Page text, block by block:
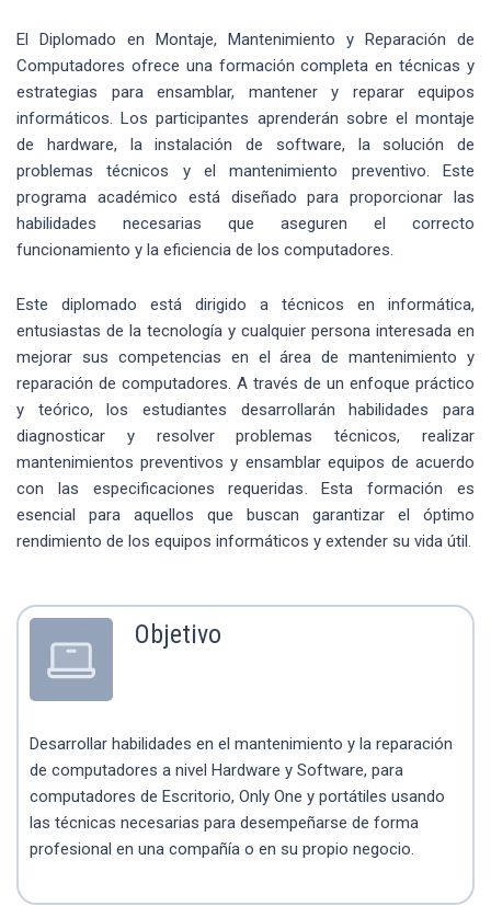
El Diplomado en Montaje, Mantenimiento y Reparación de
Computadores ofrece una formación completa en técnicas y
estrategias para ensamblar, mantener y reparar equipos
informáticos. Los participantes aprenderán sobre el montaje
de hardware, la instalación de software, la solución de
problemas técnicos y el mantenimiento preventivo. Este
programa académico está diseñado para proporcionar las
habilidades necesarias que aseguren el correcto
funcionamiento y la eficiencia de los computadores.
Este diplomado está dirigido a técnicos en informática,
entusiastas de la tecnología y cualquier persona interesada en
mejorar sus competencias en el área de mantenimiento y
reparación de computadores. A través de un enfoque práctico
y teórico, los estudiantes desarrollarán habilidades para
diagnosticar y resolver problemas técnicos, realizar
mantenimientos preventivos y ensamblar equipos de acuerdo
con las especificaciones requeridas. Esta formación es
esencial para aquellos que buscan garantizar el óptimo
rendimiento de los equipos informáticos y extender su vida útil.
Objetivo
Desarrollar habilidades en el mantenimiento y la reparación
de computadores a nivel Hardware y Software, para
computadores de Escritorio, Only One y portátiles usando
las técnicas necesarias para desempeñarse de forma
profesional en una compañía o en su propio negocio.